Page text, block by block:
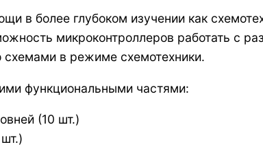
в более глубоком изучении как
микроконтроллеров работать с
схемами в режиме схемотехники.
функциональными частями:
(10 шт.)